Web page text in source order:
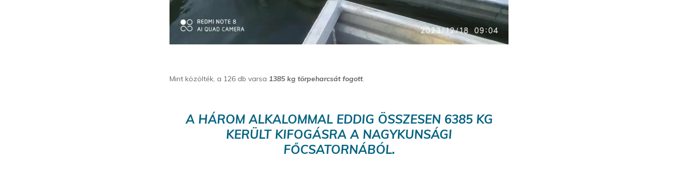
Mint közölték, a 126 db varsa 1385 kg törpeharcsát fogott.
A HÁROM ALKALOMMAL EDDIG ÖSSZESEN 6385 KG
KERÜLT KIFOGÁSRA A NAGYKUNSÁGI
FŐCSATORNÁBÓL.